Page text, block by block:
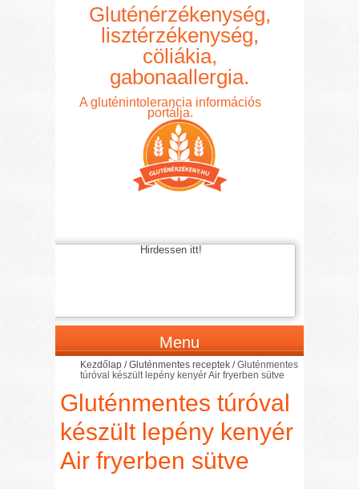
Gluténérzékenység,
lisztérzékenység,
cöliákia,
gabonaallergia.
A gluténintolerancia információs
portálja.
Hirdessen itt!
Menu
Kezdőlap /Gluténmentes receptek /Gluténmentes
túróval készült lepény kenyér Air fryerben sütve
Gluténmentes túróval
készült lepény kenyér
Air fryerben sütve